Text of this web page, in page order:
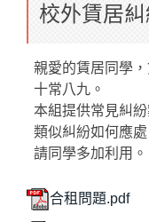
校外賃居
親愛的賃居同學
十常八九。
本組提供常見糾
類似糾紛如何應
請同學多加利用。
合租問題.pdf